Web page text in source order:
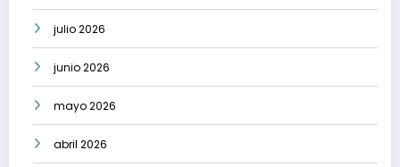
julio 2026
junio 2026
mayo 2026
abril 2026